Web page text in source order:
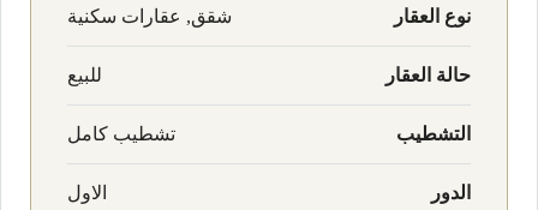
نوع العقار شقق, عقارات سكنية
حالة العقار للبيع
التشطيب تشطيب كامل
الدور الاول